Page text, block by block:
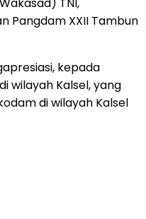
Pangdam XXII Tambun
kepada
wilayah Kalsel, yang
di wilayah Kalsel